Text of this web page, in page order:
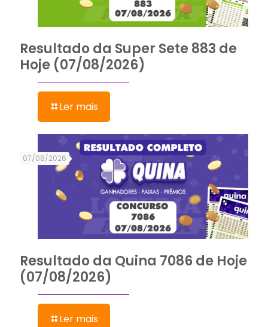
Resultado da Super Sete 883 de
Hoje (07/08/2026)
Ler mais
07/08/2026
Resultado da Quina 7086 de Hoje
(07/08/2026)
Ler mais